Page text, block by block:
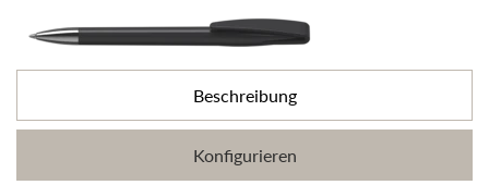
Beschreibung
Konfigurieren